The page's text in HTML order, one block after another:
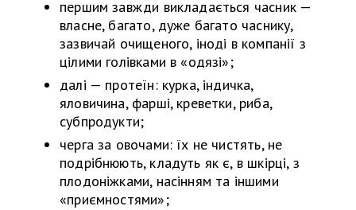
першим завжди викладається часник —
власне, багато, дуже багато часнику,
зазвичай очищеного, іноді в компанії з
цілими голівками в «одязі»;
далі — протеїн: курка, індичка,
яловичина, фарші, креветки, риба,
субпродукти;
черга за овочами: їх не чистять, не
подрібнюють, кладуть як є, в шкірці, з
плодоніжками, насінням та іншими
«приємностями»;